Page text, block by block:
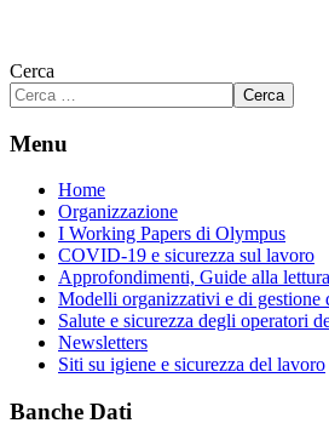
Cerca
Cerca
Menu
Home
Organizzazione
I Working Papers di Olympus
COVID-19 e sicurezza sul lavoro
Approfondimenti, Guide alla
Modelli organizzativi e di gestione
Salute e sicurezza degli operatori
Newsletters
Siti su igiene e sicurezza del lavoro
Banche Dati